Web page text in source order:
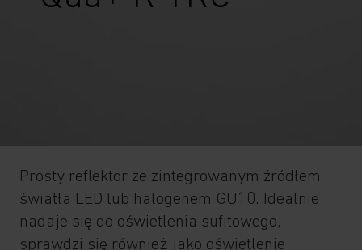
Prosty reflektor ze zintegrowanym źródłem
światła LED lub halogenem GU10. Idealnie
nadaje się do oświetlenia sufitowego,
sprawdzi się również jako oświetlenie